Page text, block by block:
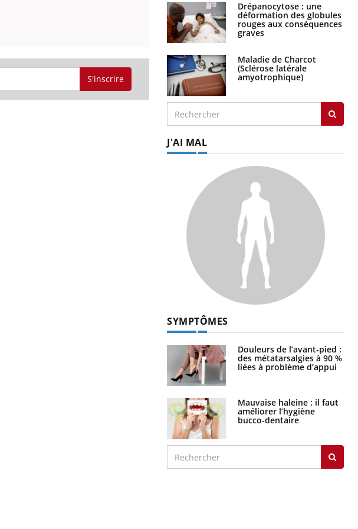
S'inscrire
Drépanocytose : une
déformation des globules
rouges aux conséquences
graves
Maladie de Charcot
(Sclérose latérale
amyotrophique)
J'AI MAL
SYMPTÔMES
Douleurs de l’avant-pied :
des métatarsalgies à 90 %
liées à problème d’appui
Mauvaise haleine : il faut
améliorer l’hygiène
bucco-dentaire